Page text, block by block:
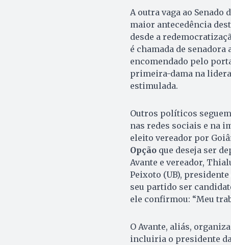
A outra vaga ao Senado
maior antecedência
desde a
é chamada de senadora
encomendado pelo
primeira-dama na
estimulada.
Outros políticos
nas redes sociais e na
eleito vereador por
Opção que deseja ser
Avante e vereador,
Peixoto (UB),
seu partido ser
ele confirmou: “Meu
O Avante, aliás,
incluiria o presidente